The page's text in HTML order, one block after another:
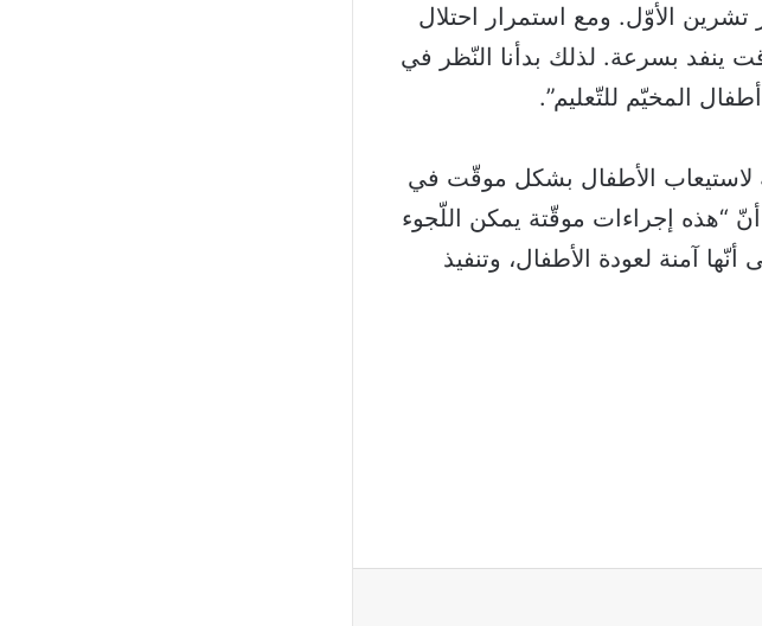
الأوّل. ومع استمرار احتلال
ينفد بسرعة. لذلك بدأنا النّظر في
المخيّم للتّعليم”.
لاستيعاب الأطفال بشكل موقّت في
“هذه إجراءات موقّتة يمكن اللّجوء
آمنة لعودة الأطفال، وتنفيذ